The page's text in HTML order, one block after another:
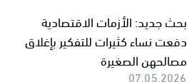
بحث جديد: الأزمات الاقتصادية
دفعت نساء كثيرات للتفكير بإغلاق
مصالحهن الصغيرة
07.05.2026